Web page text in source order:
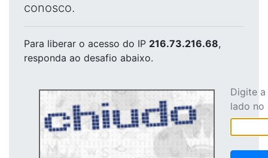
conosco.
Para liberar o acesso do IP 216.73.216.68,
responda ao desafio abaixo.
Digite
lado no